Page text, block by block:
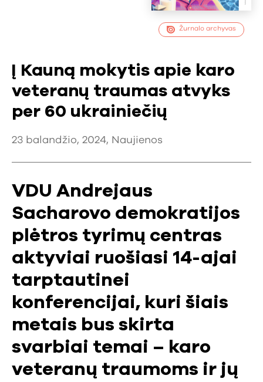
Žurnalo archyvas
Į Kauną mokytis apie karo
veteranų traumas atvyks
per 60 ukrainiečių
23 balandžio, 2024, Naujienos
VDU Andrejaus
Sacharovo demokratijos
plėtros tyrimų centras
aktyviai ruošiasi 14-ajai
tarptautinei
konferencijai, kuri šiais
metais bus skirta
svarbiai temai – karo
veteranų traumoms ir jų